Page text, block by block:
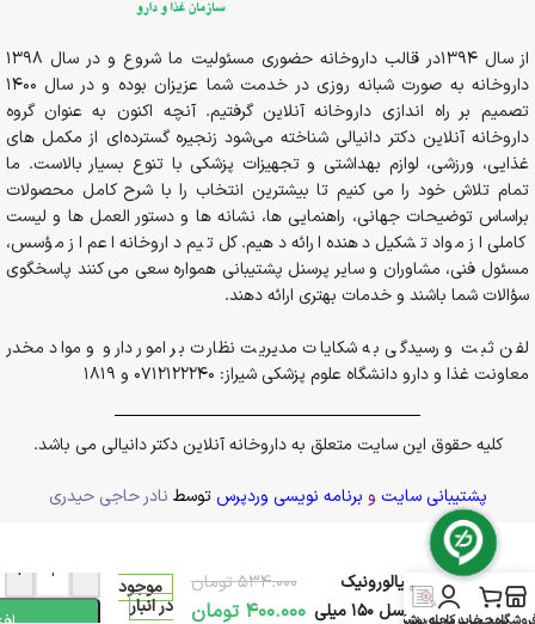
از سال 1394در قالب داروخانه حضوری مسئولیت ما شروع و در سال 1398
داروخانه به صورت شبانه روزی در خدمت شما عزیزان بوده و در سال 1400
تصمیم بر راه اندازی داروخانه آنلاین گرفتیم. آنچه اکنون به عنوان گروه
داروخانه آنلاین دکتر دانیالی شناخته می‌شود زنجیره گسترده‌ای از مکمل های
غذایی، ورزشی، لوازم بهداشتی و تجهیزات پزشکی با تنوع بسیار بالاست. ما
تمام تلاش خود را می کنیم تا بیشترین انتخاب را با شرح کامل محصولات
براساس توضیحات جهانی، راهنمایی ها، نشانه ها و دستور العمل ها و لیست
کاملی از مواد تشکیل دهنده ارائه دهیم. کل تیم داروخانه اعم از مؤسس،
مسئول فنی، مشاوران و سایر پرسنل پشتیبانی همواره سعی می کنند پاسخگوی
سؤالات شما باشند و خدمات بهتری ارائه دهند.
لفن ثبت و رسیدگی به شکایات مدیریت نظارت بر امور دارو و مواد مخدر
معاونت غذا و دارو دانشگاه علوم پزشکی شیراز: 0712122240 و 1819
کلیه حقوق این سایت متعلق به داروخانه آنلاین دکتر دانیالی می باشد.
پشتیبانی سایت و برنامه نویسی وردپرس توسط نادر حاجی حیدری
فوم شستشو ویتامین
سی و هیالورونیک
اسید لایسل 150 میلی
534.000تومان
400.000 تومان
موجود
در انبار
+